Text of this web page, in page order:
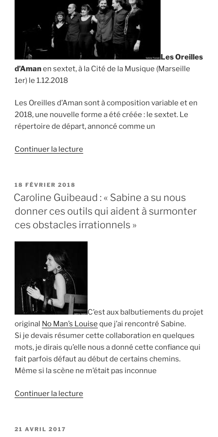
Les Oreilles
d’Amanen sextet, à la Cité de la Musique (Marseille
1er) le 1.12.2018
Les Oreilles d’Aman sont à composition variable et en
2018, une nouvelle forme a été créée : le sextet. Le
répertoire de départ, annoncé comme un
Continuer la lecture
Marseille
le
1.12.2018 »
PUBLIÉ
LE
18 FÉVRIER 2018
Caroline Guibeaud : « Sabine a su nous
donner ces outils qui aident à surmonter
ces obstacles irrationnels »
C’est aux balbutiements du projet
original No Man’s Louise que j’ai rencontré Sabine.
Si je devais résumer cette collaboration en quelques
mots, je dirais qu’elle nous a donné cette confiance qui
fait parfois défaut au début de certains chemins.
Même si la scène ne m’était pas inconnue
Continuer la lecture
PUBLIÉ
21 AVRIL 2017